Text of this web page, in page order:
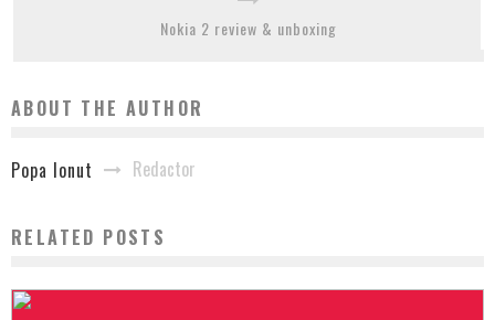
Nokia 2 review & unboxing
ABOUT THE AUTHOR
Popa Ionut Redactor
RELATED POSTS